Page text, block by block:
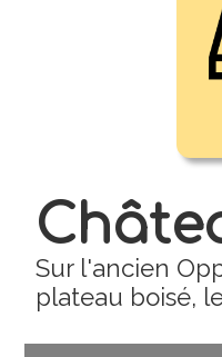
Sur l'ancien
plateau boisé,